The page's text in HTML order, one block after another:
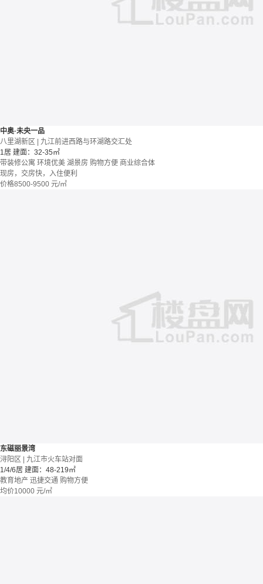
中奥·未央一品
八里湖新区 | 九江前进西路与环湖路交汇处
1居 建面：32-35㎡
带装修公寓 环境优美 湖景房 购物方便 商业综合体
现房，交房快，入住便利
价格8500-9500 元/㎡
东磁丽景湾
浔阳区 | 九江市火车站对面
1/4/6居 建面：48-219㎡
教育地产 迅捷交通 购物方便
均价10000 元/㎡